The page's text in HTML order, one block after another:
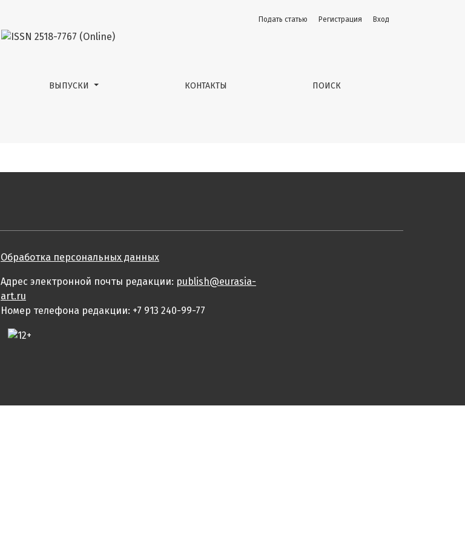
ВЫПУСКИ КОНТАКТЫ ПОИСК
Подать статью Регистрация Вход
Обработка персональных данных
Адрес электронной почты редакции: publish@eurasia-
art.ru
Номер телефона редакции: +7 913 240-99-77